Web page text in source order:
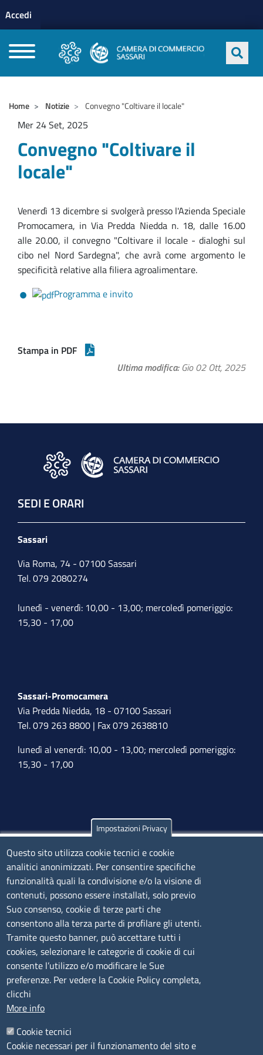
profilo utente
Accedi
Home Notizie Convegno "Coltivare il locale"
Mer 24 Set, 2025
Convegno "Coltivare il
locale"
Venerdì 13 dicembre si svolgerà presso l'Azienda Speciale
Promocamera, in Via Predda Niedda n. 18, dalle 16.00
alle 20.00, il convegno "Coltivare il locale - dialoghi sul
cibo nel Nord Sardegna", che avrà come argomento le
specificità relative alla filiera agroalimentare.
Programma e invito
Stampa in PDF
Ultima modifica Gio 02 Ott, 2025
SEDI E ORARI
Sassari
Via Roma, 74 - 07100 Sassari
Tel. 079 2080274
lunedì - venerdì: 10,00 - 13,00; mercoledì pomeriggio:
15,30 - 17,00
Sassari-Promocamera
Via Predda Niedda, 18 - 07100 Sassari
Tel. 079 263 8800 | Fax 079 2638810
lunedì al venerdì: 10,00 - 13,00; mercoledì pomeriggio:
15,30 - 17,00
Olbia
Via Nanni 43 - 07026 Olbia
Tel. 0789 66122 | 0789 69580
mail:ufficio.olbia@ss.camcom.it
lunedì al venerdì: 9,00 - 12,00; lunedì pomeriggio: 16,00
- 17,00
CONTATTI
Camera di Commercio, Industria, Artigianato e
Agricoltura di Sassari
P.IVA01047570906
Codice Fiscale 80000930901
Impostazioni Privacy
Questo sito utilizza cookie tecnici e cookie
analitici anonimizzati. Per consentire specifiche
funzionalità quali la condivisione e/o la visione di
contenuti, possono essere installati, solo previo
Suo consenso, cookie di terze parti che
consentono alla terza parte di profilare gli utenti.
Tramite questo banner, può accettare tutti i
cookies, selezionare le categorie di cookie di cui
consente l’utilizzo e/o modificare le Sue
preferenze. Per vedere la Cookie Policy completa,
clicchi
More info
Cookie tecnici
Cookie necessari per il funzionamento del sito e